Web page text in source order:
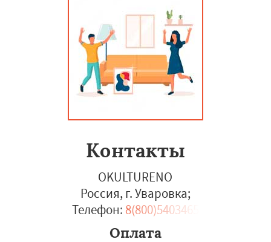
Контакты
OKULTURENO
Россия, г. Уваровка;
Телефон: 8(800)5403465
Оплата